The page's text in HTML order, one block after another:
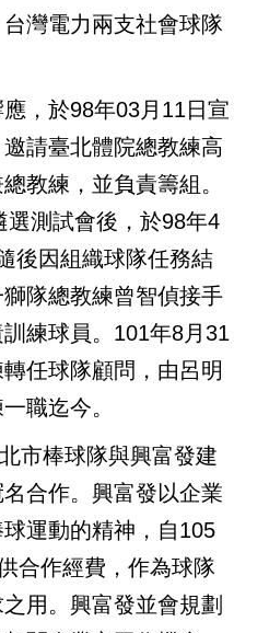
灣電力兩支社會球隊
，於98年03月11日宣
請臺北體院總教練高
教練，並負責籌組。
選測試會後，於98年4
後因組織球隊任務結
隊總教練曾智偵接手
練球員。101年8月31
任球隊顧問，由呂明
職迄今。
市棒球隊與興富發建
合作。興富發以企業
運動的精神，自105
合作經費，作為球隊
用。興富發並會規劃